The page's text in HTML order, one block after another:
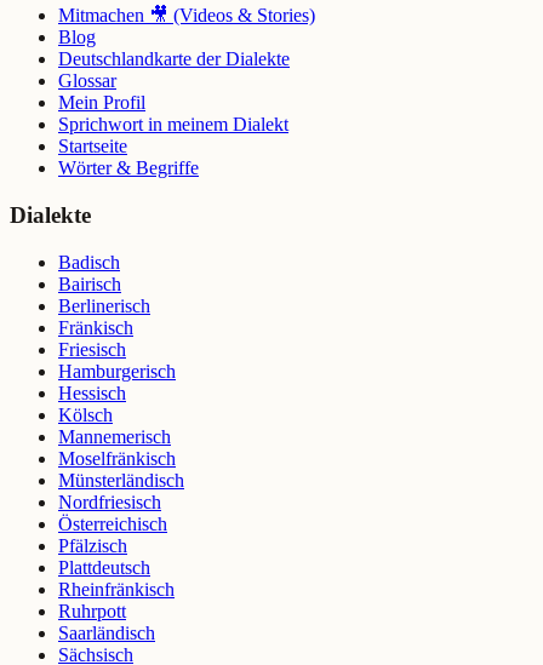
Mitmachen 🎥 (Videos & Stories)
Blog
Deutschlandkarte der Dialekte
Glossar
Mein Profil
Sprichwort in meinem Dialekt
Startseite
Wörter & Begriffe
Dialekte
Badisch
Bairisch
Berlinerisch
Fränkisch
Friesisch
Hamburgerisch
Hessisch
Kölsch
Mannemerisch
Moselfränkisch
Münsterländisch
Nordfriesisch
Österreichisch
Pfälzisch
Plattdeutsch
Rheinfränkisch
Ruhrpott
Saarländisch
Sächsisch